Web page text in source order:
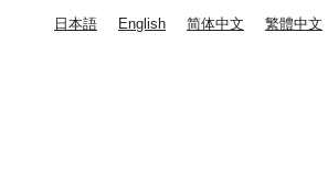
日本語 English 简体中文 繁體中文